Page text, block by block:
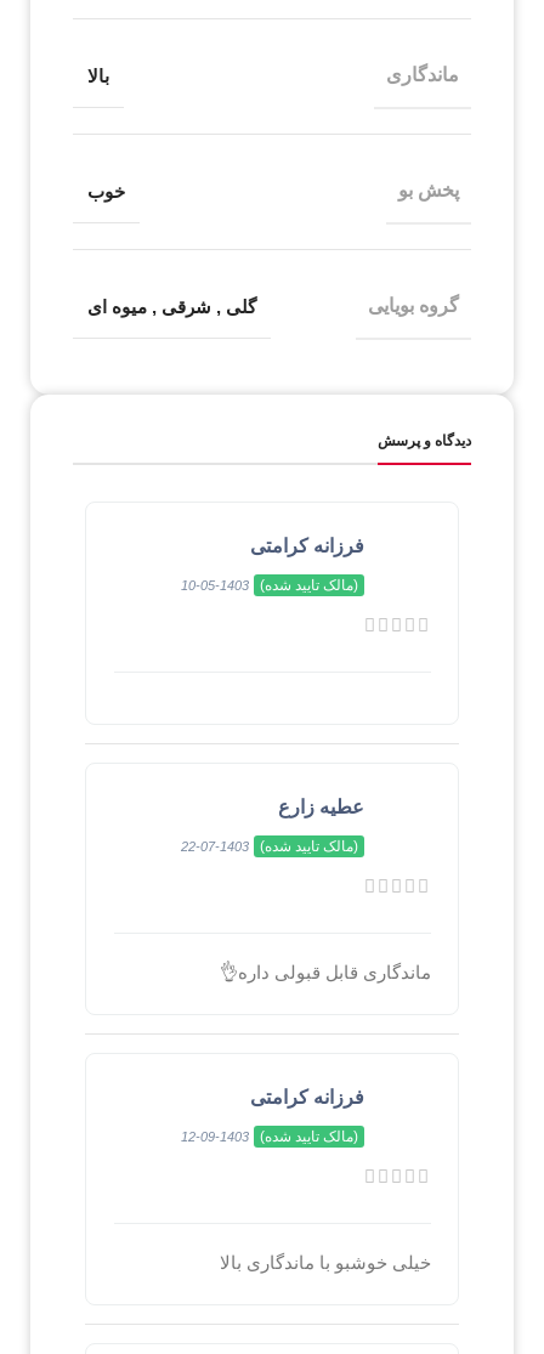
ماندگاری بالا
پخش بو خوب
گروه بویایی گلی , شرقی , میوه ای
دیدگاه و پرسش
فرزانه کرامتی
(مالک تایید شده) 1403-05-10
عطیه زارع
(مالک تایید شده) 1403-07-22
ماندگاری قابل قبولی داره👌
فرزانه کرامتی
(مالک تایید شده) 1403-09-12
خیلی خوشبو با ماندگاری بالا